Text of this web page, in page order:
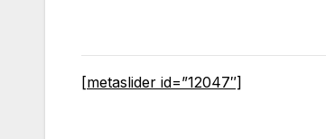
[metaslider id=”12047″]